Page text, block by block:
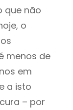
que não
o
menos de
em
a isto
– por